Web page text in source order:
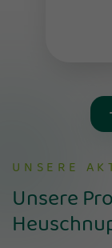
UNSERE
Unsere